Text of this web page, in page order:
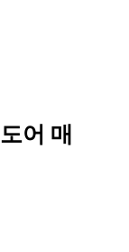
어 매